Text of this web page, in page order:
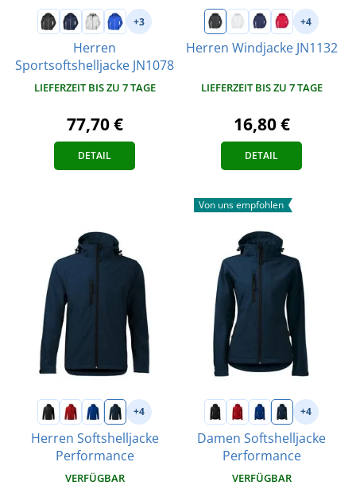
+3
Herren
Sportsoftshelljacke JN1078
LIEFERZEIT BIS ZU 7 TAGE
77,70 €
DETAIL
+4
Herren Windjacke JN1132
LIEFERZEIT BIS ZU 7 TAGE
16,80 €
DETAIL
+4
Herren Softshelljacke
Performance
VERFÜGBAR
Von uns empfohlen
+4
Damen Softshelljacke
Performance
VERFÜGBAR